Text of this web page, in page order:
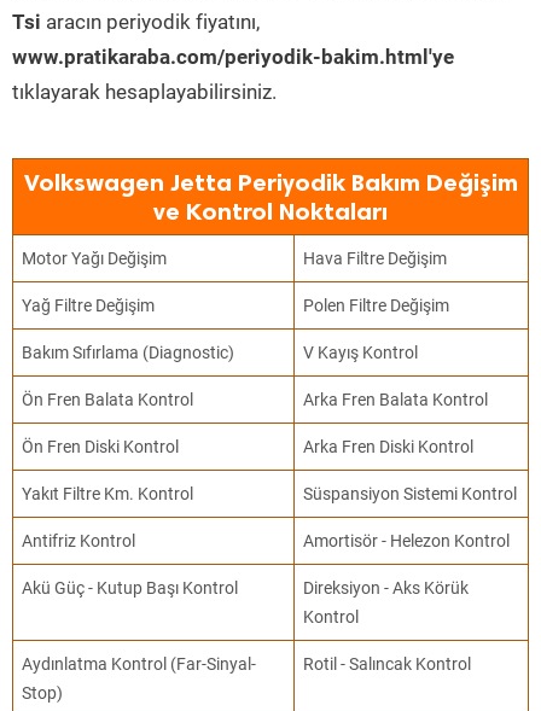
Tsi aracın periyodik fiyatını,
www.pratikaraba.com/periyodik-bakim.html'ye
tıklayarak hesaplayabilirsiniz.
Volkswagen Jetta Periyodik Bakım Değişim
ve Kontrol Noktaları
Motor Yağı Değişim Hava Filtre Değişim
Yağ Filtre Değişim Polen Filtre Değişim
Bakım Sıfırlama (Diagnostic) V Kayış Kontrol
Ön Fren Balata Kontrol Arka Fren Balata Kontrol
Ön Fren Diski Kontrol Arka Fren Diski Kontrol
Yakıt Filtre Km. Kontrol Süspansiyon Sistemi Kontrol
Antifriz Kontrol Amortisör - Helezon Kontrol
Akü Güç - Kutup Başı Kontrol
Direksiyon - Aks Körük
Kontrol
Aydınlatma Kontrol (Far-Sinyal-
Stop)
Rotil - Salıncak Kontrol